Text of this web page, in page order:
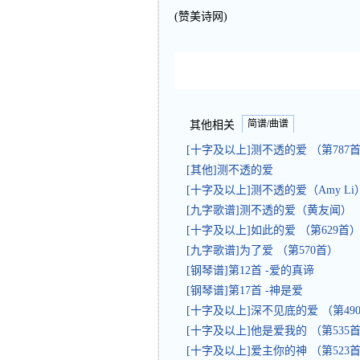
(赞美诗网)
其他相关 简谱/曲谱
[十字及以上]测不透的爱 （第787
[其他]测不透的爱
[十字及以上]测不透的爱（Amy Li
[九字歌谱]测不透的爱（黄友闻）
[十字及以上]如此的爱 （第629首
[九字歌谱]为了爱 （第570首）
[钢琴谱]第12首 -爱的真谛
[钢琴谱]第17首 -神是爱
[十字及以上]深不见底的爱 （第
[十字及以上]他是爱我的 （第535
[十字及以上]爱主你的神 （第523